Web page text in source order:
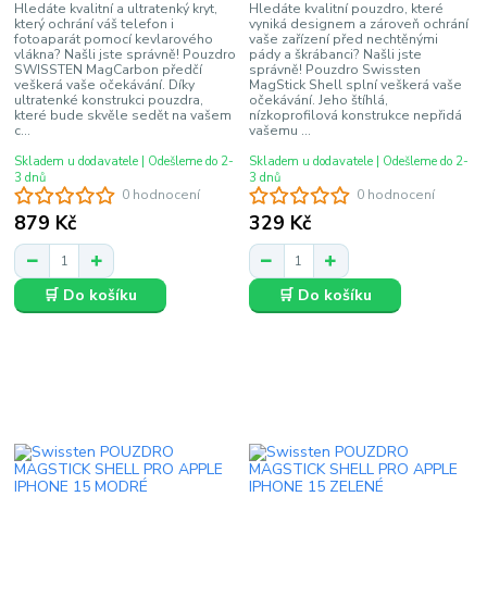
0 hodnocení
Hledáte kvalitní a ultratenký kryt,
který ochrání váš telefon i
fotoaparát pomocí kevlarového
vlákna? Našli jste správně! Pouzdro
SWISSTEN MagCarbon předčí
veškerá vaše očekávání. Díky
ultratenké konstrukci pouzdra,
které bude skvěle sedět na vašem
c...
879 Kč
Skladem u dodavatele | Odešleme do 2-
3 dnů
🛒 Do košíku
0 hodnocení
Hledáte kvalitní pouzdro, které
vyniká designem a zároveň ochrání
vaše zařízení před nechtěnými
pády a škrábanci? Našli jste
správně! Pouzdro Swissten
MagStick Shell splní veškerá vaše
očekávání. Jeho štíhlá,
nízkoprofilová konstrukce nepřidá
vašemu ...
329 Kč
Skladem u dodavatele | Odešleme do 2-
3 dnů
🛒 Do košíku